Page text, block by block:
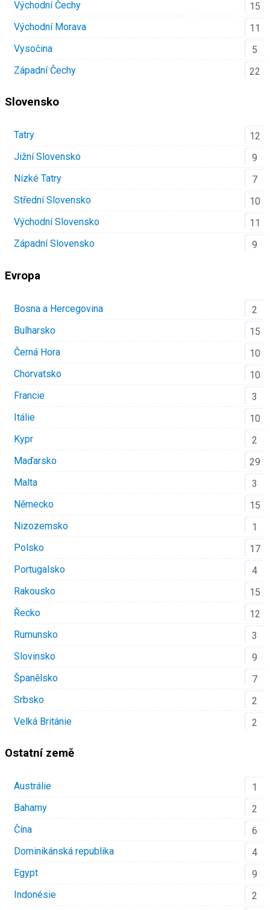
Východní Čechy
15
Východní Morava
11
Vysočina
5
Západní Čechy
22
Slovensko
Tatry
12
Jižní Slovensko
9
Nízké Tatry
7
Střední Slovensko
10
Východní Slovensko
11
Západní Slovensko
9
Evropa
Bosna a Hercegovina
2
Bulharsko
15
Černá Hora
10
Chorvatsko
10
Francie
3
Itálie
10
Kypr
2
Maďarsko
29
Malta
3
Německo
15
Nizozemsko
1
Polsko
17
Portugalsko
4
Rakousko
15
Řecko
12
Rumunsko
3
Slovinsko
9
Španělsko
7
Srbsko
2
Velká Británie
2
Ostatní země
Austrálie
1
Bahamy
2
Čína
6
Dominikánská republika
4
Egypt
9
Indonésie
2